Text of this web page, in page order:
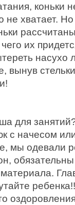
коньки
не хватает.
их
насухо
вынув
для
с начесом
мы одевали